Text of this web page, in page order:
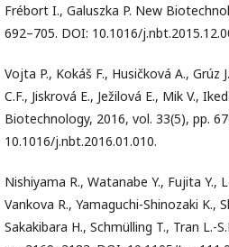
Frébort I., Galuszka P. New
692–705. DOI: 10.1016/
Vojta P., Kokáš F., Husičková A., Grúz
C.F., Jiskrová E., Ježilová E., Mik V.,
Biotechnology, 2016, vol. 33(5), pp.
10.1016/j.nbt.2016.01.010.
Nishiyama R., Watanabe Y., Fujita Y.,
Vankova R., Yamaguchi-Shinozaki K.,
Sakakibara H., Schmülling T., Tran L.-